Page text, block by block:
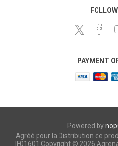
PAYMENT
Powered by
Agréé pour la Distribution de
IF01601 Copyright © 2026